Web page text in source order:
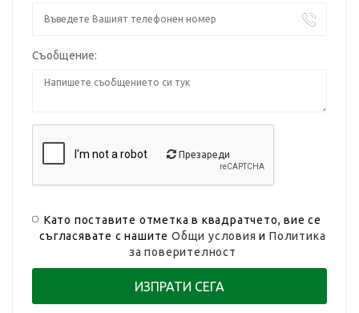
Съобщение:
Презареди
Като поставите отметка в квадратчето, вие се
съгласявате с нашитеОбщи условия иПолитика
за поверителност